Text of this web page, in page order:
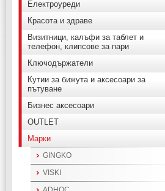
Електроуреди
Красота и здраве
Визитници, калъфи за таблет и
телефон, клипсове за пари
Ключодържатели
Кутии за бижута и аксесоари за
пътуване
Бизнес аксесоари
OUTLET
Марки
GINGKO
VISKI